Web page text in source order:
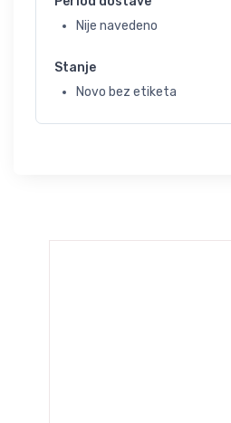
Nije navedeno
Stanje
Novo bez etiketa